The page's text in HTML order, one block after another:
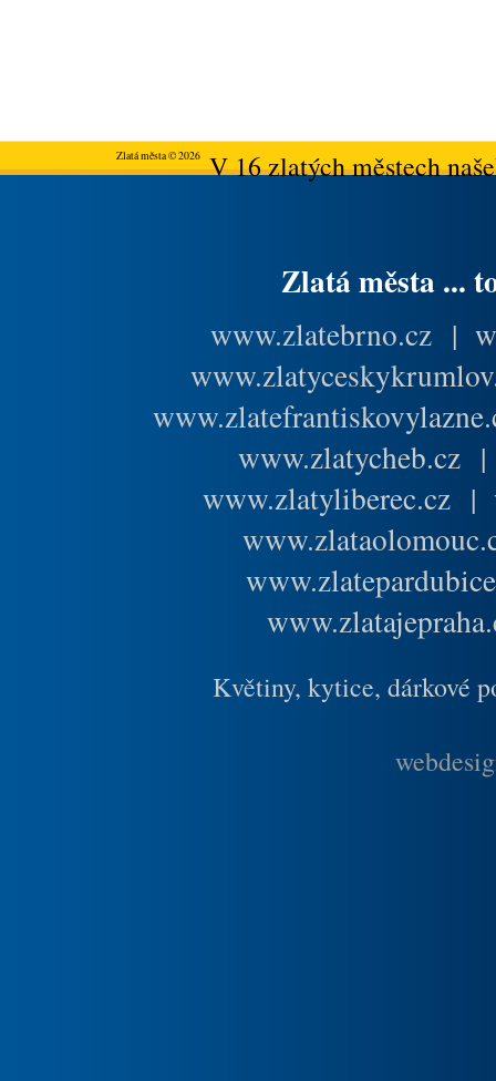
Zlatá města © 2026V 16 zlatých městech
Zlatá města ...
www.zlatebrno.cz |
www.zlatycheb.cz
www.zlatyliberec.cz |
Květiny, kytice, dárkové